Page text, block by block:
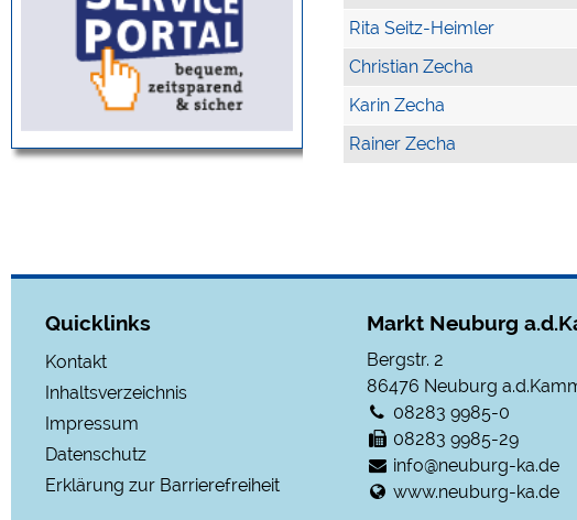
Rita Seitz-Heimler
Christian Zecha
Karin Zecha
Rainer Zecha
Quicklinks
Kontakt
Inhaltsverzeichnis
Impressum
Datenschutz
Erklärung zur Barrierefreiheit
Markt Neuburg
Bergstr. 2
86476 Neuburg
08283 9985-0
08283 9985-29
info@neuburg-ka.de
www.neuburg-ka.de